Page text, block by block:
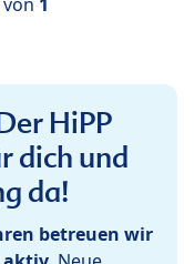
HiPP
dich und
da!
betreuen wir